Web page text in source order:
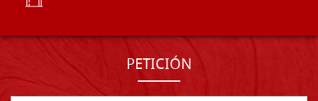
PETICIÓN